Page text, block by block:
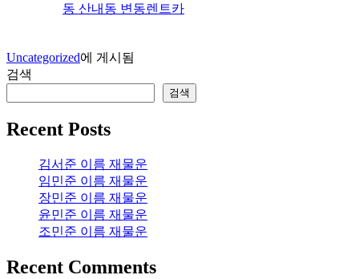
동 산내동 변동렌트카
Uncategorized에 게시됨
검색
검색
Recent Posts
김서준 이름 재물운
임민준 이름 재물운
장민준 이름 재물운
윤민준 이름 재물운
조민준 이름 재물운
Recent Comments